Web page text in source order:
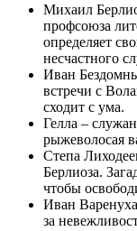
Михаил
профсоюза
определяет
несчастного
Иван
встречи с
сходит с ума.
Гелла –
рыжеволосая
Степа
Берлиоза.
чтобы
Иван
за